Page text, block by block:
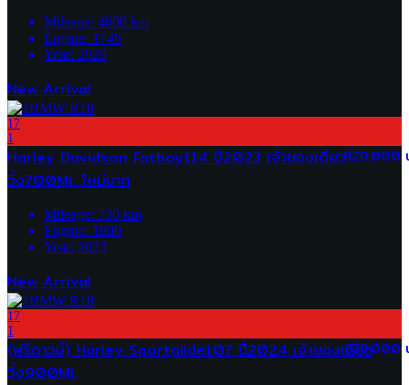
Mileage: 4600 km
Engine: 1746
Year: 2020
New Arrival
17
1
829,000
Harley Davidson Fatboy114 ปี2023 เจ้าของเดียว
วิ่ง700Mi. ใหม่มาก
Mileage: 730 km
Engine: 1800
Year: 2023
New Arrival
17
1
679,000
(ฟรีดาวน์) Harley Sportglide107 ปี2024 เจ้าของเดียว
วิ่ง900Mi.